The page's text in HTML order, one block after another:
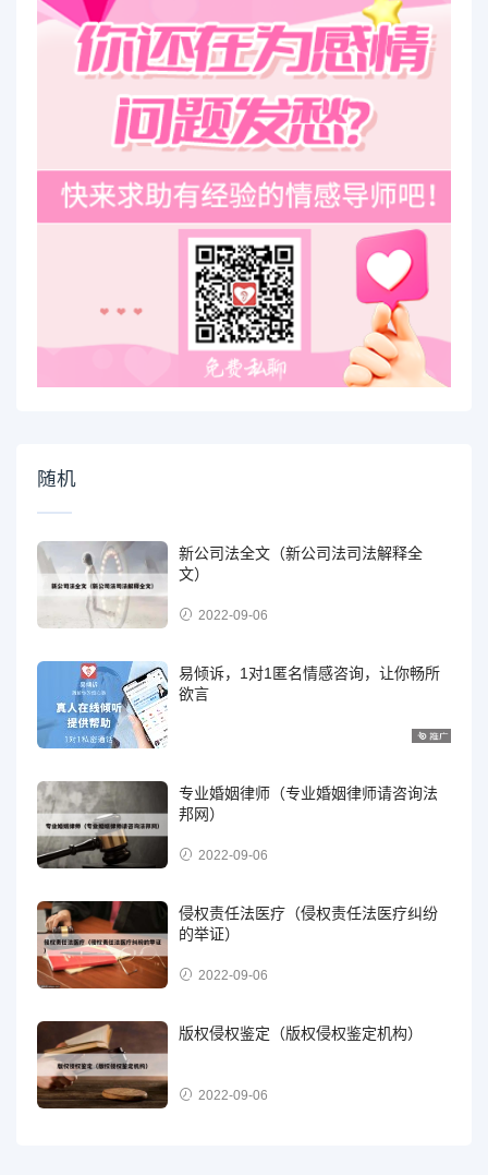
随机
新公司法全文（新公司法司法解释全
文）
2022-09-06
易倾诉，1对1匿名情感咨询，让你畅所
欲言
专业婚姻律师（专业婚姻律师请咨询法
邦网）
2022-09-06
侵权责任法医疗（侵权责任法医疗纠纷
的举证）
2022-09-06
版权侵权鉴定（版权侵权鉴定机构）
2022-09-06